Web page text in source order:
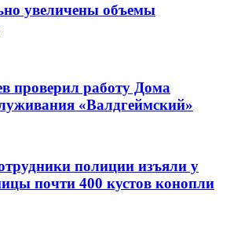
увеличены объемы
проверил работу Дома
«Валдгеймский»
полиции изъяли у
почти 400 кустов конопли